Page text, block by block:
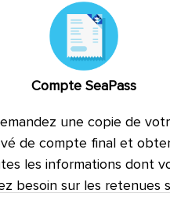
Compte SeaPass
une copie de
de compte final et
les informations dont
besoin sur les retenues